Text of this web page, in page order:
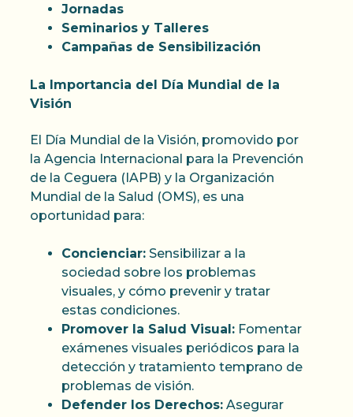
Jornadas
Seminarios y Talleres
Campañas de Sensibilización
La Importancia del Día Mundial de la
Visión
El Día Mundial de la Visión, promovido por
la Agencia Internacional para la Prevención
de la Ceguera (IAPB) y la Organización
Mundial de la Salud (OMS), es una
oportunidad para:
Concienciar: Sensibilizar a la
sociedad sobre los problemas
visuales, y cómo prevenir y tratar
estas condiciones.
Promover la Salud Visual: Fomentar
exámenes visuales periódicos para la
detección y tratamiento temprano de
problemas de visión.
Defender los Derechos: Asegurar